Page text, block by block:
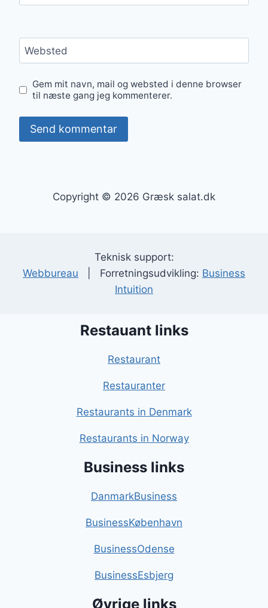
Websted
Gem mit navn, mail og websted i denne browser
til næste gang jeg kommenterer.
Copyright © 2026 Græsk salat.dk
Teknisk support:
Webbureau | Forretningsudvikling: Business
Intuition
Restauant links
Restaurant
Restauranter
Restaurants in Denmark
Restaurants in Norway
Business links
DanmarkBusiness
BusinessKøbenhavn
BusinessOdense
BusinessEsbjerg
Øvrige links